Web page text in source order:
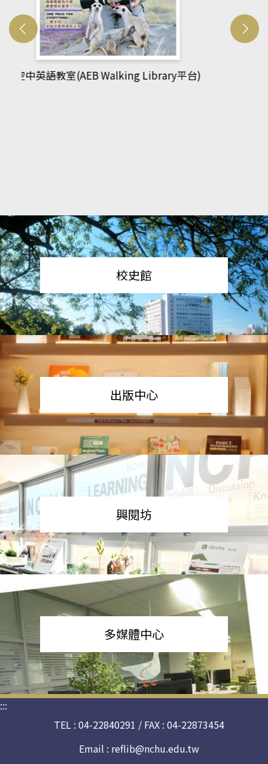
網管人(kono平台)
校史館
出版中心
興閱坊
多媒體中心
:::
TEL : 04-22840291 / FAX : 04-22873454
Email : reflib@nchu.edu.tw